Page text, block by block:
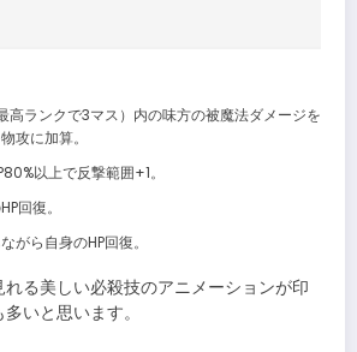
高ランクで3マス）内の味方の被魔法ダメージを
攻に加算。
以上で反撃範囲+1。
回復。
がら自身のHP回復。
る美しい必殺技のアニメーションが印
いと思います。